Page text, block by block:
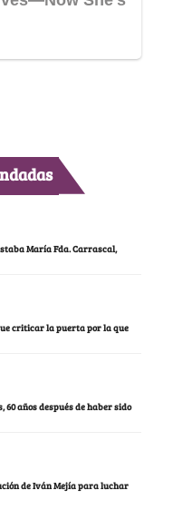
María Fda. Carrascal,
criticar la puerta por la que
años después de haber sido
de Iván Mejía para luchar